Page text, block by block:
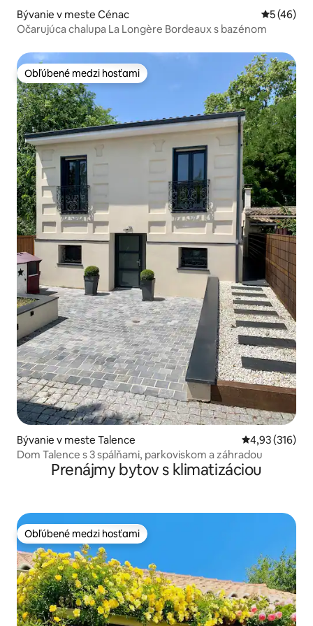
Bývanie v meste Cénac
5 (46)
Očarujúca chalupa La Longère Bordeaux s bazénom
Obľúbené medzi hosťami
Obľúbené medzi hosťami
Bývanie v meste Talence Priemerné
4,93 (316)
Dom Talence s 3 spálňami, parkoviskom a záhradou
Prenájmy bytov s klimatizáciou
Obľúbené medzi hosťami
Obľúbené medzi hosťami